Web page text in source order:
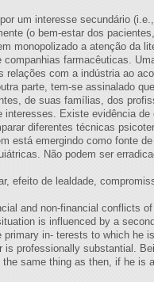
um interesse secundário
(o bem-estar dos
monopolizado a atenção da
farmacêuticas.
com a indústria ao
parte, tem-se assinalado
de suas famílias, dos
Existe evidência de
diferentes técnicas
está emergindo como fonte
Não podem ser
efeito de lealdade,
and non-financial conflicts
is influenced by a
in- terests to which he
professionally substantial.
same thing as then, if he is